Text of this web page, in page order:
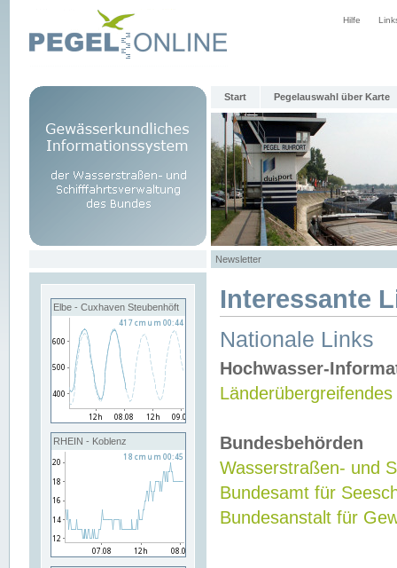
Hilfe
Start Pegelauswahl über Karte
Newsletter
Elbe - Cuxhaven Steubenhöft
RHEIN - Koblenz
Interessante
Nationale Links
Hochwasser-
Bundesbehörden
Wasserstraßen- und
Bundesamt für
Bundesanstalt für